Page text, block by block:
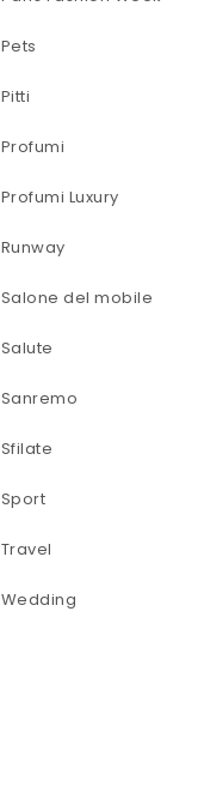
Pets
Pitti
Profumi
Profumi Luxury
Runway
Salone del mobile
Salute
Sanremo
Sfilate
Sport
Travel
Wedding